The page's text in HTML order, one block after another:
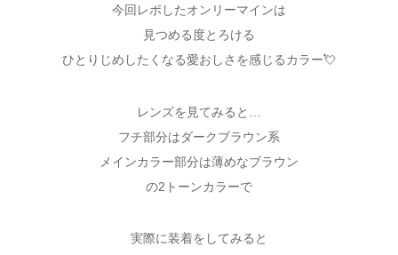
今回レポしたオンリーマインは
見つめる度とろける
ひとりじめしたくなる愛おしさを感じるカラー💘
レンズを見てみると…
フチ部分はダークブラウン系
メインカラー部分は薄めなブラウン
の2トーンカラーで
実際に装着をしてみると